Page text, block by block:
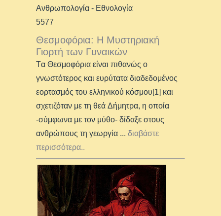
Ανθρωπολογία - Εθνολογία
5577
Θεσμοφόρια: Η Μυστηριακή
Γιορτή των Γυναικών
Tα Θεσμοφόρια είναι πιθανώς ο
γνωστότερος και ευρύτατα διαδεδομένος
εορτασμός του ελληνικού κόσμου[1] και
σχετιζόταν με τη θεά Δήμητρα, η οποία
-σύμφωνα με τον μύθο- δίδαξε στους
ανθρώπους τη γεωργία ... διαβάστε
περισσότερα..